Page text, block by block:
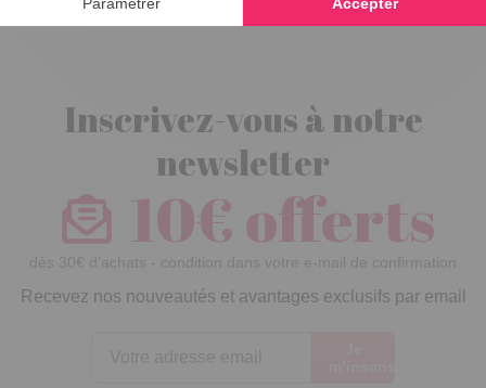
Inscrivez-vous à notre
newsletter
10€ offerts
dès 30€ d’achats - condition dans votre e-mail de confirmation
Recevez nos nouveautés et avantages exclusifs par email